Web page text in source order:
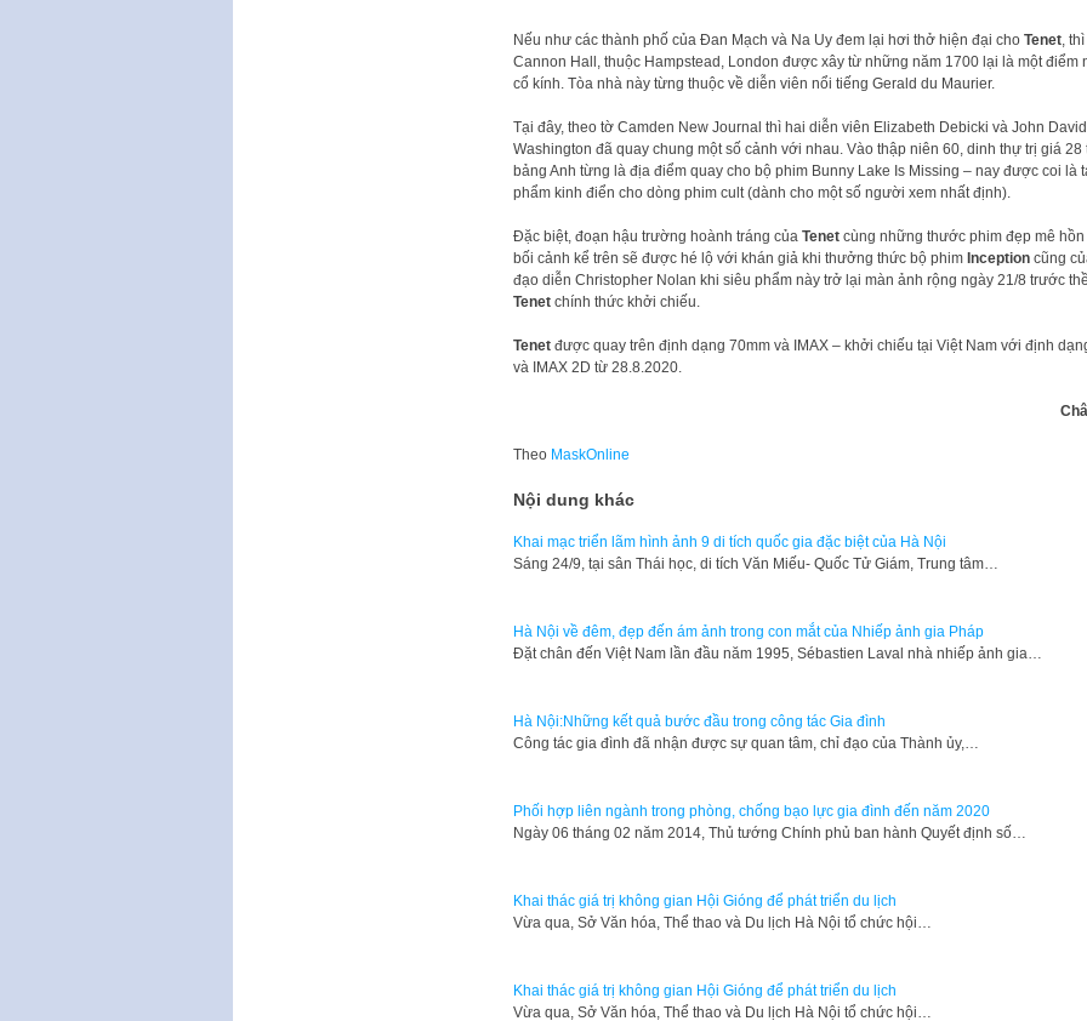
Nếu như các thành phố của Đan Mạch và Na Uy đem lại hơi thở hiện đại cho Tenet,
Cannon Hall, thuộc Hampstead, London được xây từ những năm 1700 lại là một điểm
cổ kính. Tòa nhà này từng thuộc về diễn viên nổi tiếng Gerald du Maurier.
Tại đây, theo tờ Camden New Journal thì hai diễn viên Elizabeth Debicki và John David
Washington đã quay chung một số cảnh với nhau. Vào thập niên 60, dinh thự trị giá 28
bảng Anh từng là địa điểm quay cho bộ phim Bunny Lake Is Missing – nay được coi là
phẩm kinh điển cho dòng phim cult (dành cho một số người xem nhất định).
Đặc biệt, đoạn hậu trường hoành tráng của Tenetcùng những thước phim đẹp mê hồn
bối cảnh kể trên sẽ được hé lộ với khán giả khi thưởng thức bộ phim Inceptioncũng
đạo diễn Christopher Nolan khi siêu phẩm này trở lại màn ảnh rộng ngày 21/8 trước
Tenetchính thức khởi chiếu.
Tenetđược quay trên định dạng 70mm và IMAX – khởi chiếu tại Việt Nam với định
và IMAX 2D từ 28.8.2020.
Theo MaskOnline
Nội dung khác
Khai mạc triển lãm hình ảnh 9 di tích quốc gia đặc biệt của Hà Nội
​Sáng 24/9, tại sân Thái học, di tích Văn Miếu- Quốc Tử Giám, Trung tâm…
Hà Nội về đêm, đẹp đến ám ảnh trong con mắt của Nhiếp ảnh gia Pháp
Đặt chân đến Việt Nam lần đầu năm 1995, Sébastien Laval nhà nhiếp ảnh gia…
Hà Nội:Những kết quả bước đầu trong công tác Gia đình
Công tác gia đình đã nhận được sự quan tâm, chỉ đạo của Thành ủy,…
Phối hợp liên ngành trong phòng, chống bạo lực gia đình đến năm 2020
Ngày 06 tháng 02 năm 2014, Thủ tướng Chính phủ ban hành Quyết định số…
Khai thác giá trị không gian Hội Gióng để phát triển du lịch
​Vừa qua, Sở Văn hóa, Thể thao và Du lịch Hà Nội tổ chức hội…
Khai thác giá trị không gian Hội Gióng để phát triển du lịch
​Vừa qua, Sở Văn hóa, Thể thao và Du lịch Hà Nội tổ chức hội…